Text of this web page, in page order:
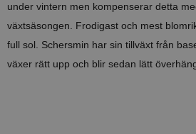
under vintern men kompenserar detta
växtsäsongen. Frodigast och mest
full sol. Schersmin har sin tillväxt från
växer rätt upp och blir sedan lätt